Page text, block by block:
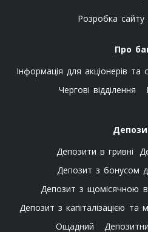
Розробка
Про
Інформація для акціонерів та
Чергові відділення
Депозити в гривні
Депозит з бонусом
Депозит з щомісячною
Депозит з капіталізацією та
Ощадний